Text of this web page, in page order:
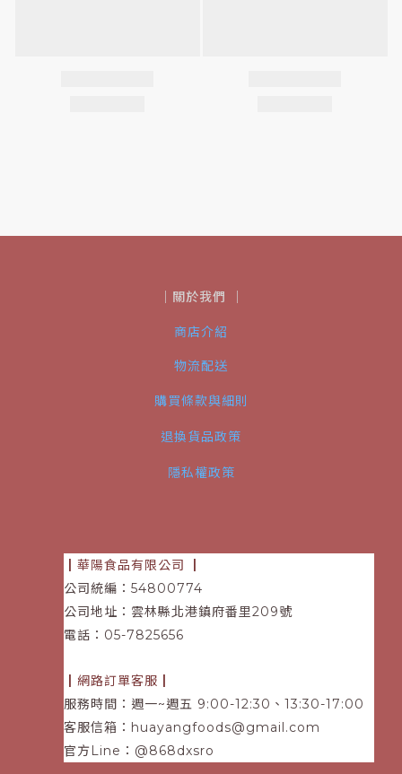
｜關於我們 ｜
商店介紹
物流配送
購買條款與細則
退換貨品政策
隱私權政策
┃華陽食品有限公司
公司統編：54800774
公司地址：雲林縣北港鎮府番里209號
電話 ：05-7825656
┃網路訂單客服┃
服務時間：週一~週五 9:00-12:30、13:30-17:00
客服信箱： huayangfoods@gmail.com
官方Line：@868dxsro